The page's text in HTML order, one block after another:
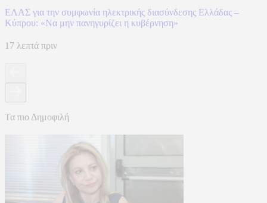
ΕΛΑΣ για την συμφωνία ηλεκτρικής διασύνδεσης Ελλάδας –
Κύπρου: «Να μην πανηγυρίζει η κυβέρνηση»
17 λεπτά πριν
Τα πιο Δημοφιλή